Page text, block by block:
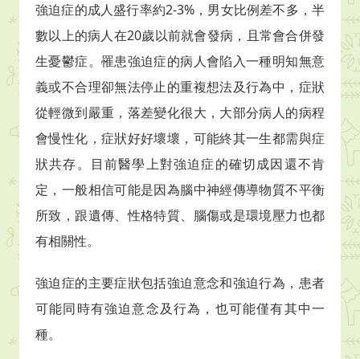
強迫症的成人盛行率約2-3% ，男女比例差不多，半
數以上的病人在20歲以前就會發病，且常會合併發
生憂鬱症。罹患強迫症的病人會陷入一種明知無意
義或不合理卻無法停止的重複想法及行為中，症狀
從輕微到嚴重，落差變化很大，大部分病人的病程
會慢性化，症狀好好壞壞，可能終其一生都需與症
狀共存。目前醫學上對強迫症的確切成因還不肯
定，一般相信可能是因為腦中神經傳導物質不平衡
所致，跟遺傳、性格特質、腦傷或是環境壓力也都
有相關性。
強迫症的主要症狀包括強迫意念和強迫行為，患者
可能同時有強迫意念及行為，也可能僅有其中一
種。